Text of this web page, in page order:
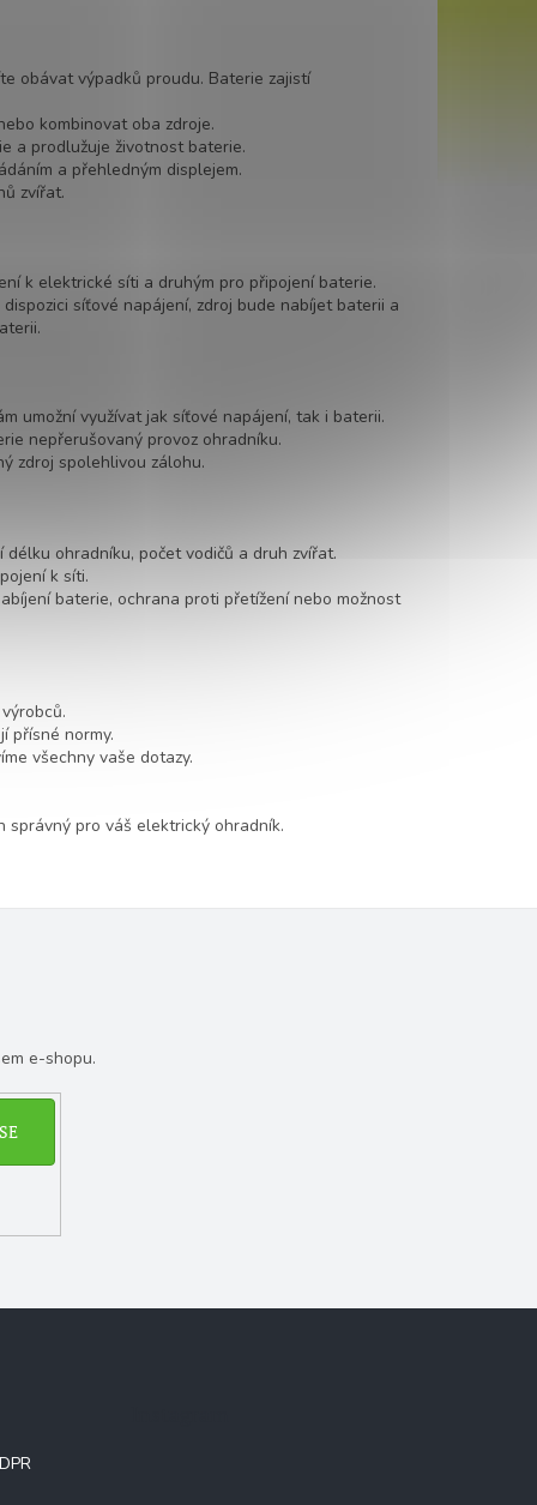
obávat výpadků proudu. Baterie zajistí
kombinovat oba zdroje.
a prodlužuje životnost baterie.
a přehledným displejem.
zvířat.
k elektrické síti a druhým pro připojení baterie.
síťové napájení, zdroj bude nabíjet baterii a
umožní využívat jak síťové napájení, tak i baterii.
nepřerušovaný provoz ohradníku.
zdroj spolehlivou zálohu.
ohradníku, počet vodičů a druh zvířat.
k síti.
baterie, ochrana proti přetížení nebo možnost
přísné normy.
všechny vaše dotazy.
správný pro váš elektrický ohradník.
e-shopu.